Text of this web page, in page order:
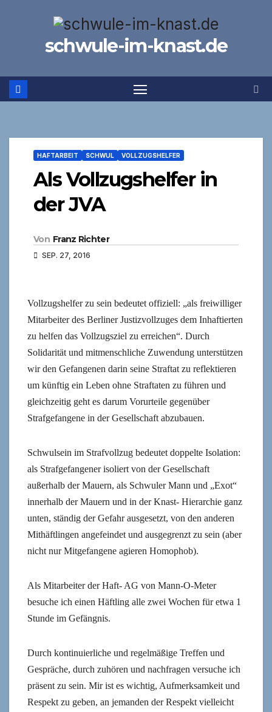
schwule-im-knast.de
HAFTARBEIT SCHWUL VOLLZUGSHELFER
Als Vollzugshelfer in
der JVA
Von Franz Richter
SEP. 27, 2016
Vollzugshelfer zu sein bedeutet offiziell: „als freiwilliger
Mitarbeiter des Berliner Justizvollzuges dem Inhaftierten
zu helfen das Vollzugsziel zu erreichen“. Durch
Solidarität und mitmenschliche Zuwendung unterstützen
wir den Gefangenen darin seine Straftat zu reflektieren
um künftig ein Leben ohne Straftaten zu führen und
gleichzeitig geht es darum Vorurteile gegenüber
Strafgefangene in der Gesellschaft abzubauen.
Schwulsein im Strafvollzug bedeutet doppelte Isolation:
als Strafgefangener isoliert von der Gesellschaft
außerhalb der Mauern, als Schwuler Mann und „Exot“
innerhalb der Mauern und in der Knast- Hierarchie ganz
unten, ständig der Gefahr ausgesetzt, von den anderen
Mithäftlingen angefeindet und ausgegrenzt zu sein (aber
nicht nur Mitgefangene agieren Homophob).
Als Mitarbeiter der Haft- AG von Mann-O-Meter
besuche ich einen Häftling alle zwei Wochen für etwa 1
Stunde im Gefängnis.
Durch kontinuierliche und regelmäßige Treffen und
Gespräche, durch zuhören und nachfragen versuche ich
präsent zu sein. Mir ist es wichtig, Aufmerksamkeit und
Respekt zu geben, an jemanden der Respekt vielleicht